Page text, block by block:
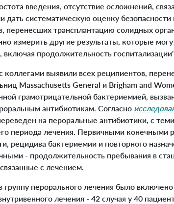
введения, отсутствие осложнений,
дать систематическую оценку
перенесших трансплантацию солидных
измерить другие результаты, которые
продолжительность
коллегами выявили всех реципиентов,
Massachusetts General и Brigham and
грамотрицательной бактериемией,
антибиотикам. Согласно
на пероральные антибиотики, с
периода лечения. Первичными конечными
рецидива бактериемии и повторного
- продолжительность пребывания в
с лечением.
перорального лечения было
лечения - 42 случая у 40